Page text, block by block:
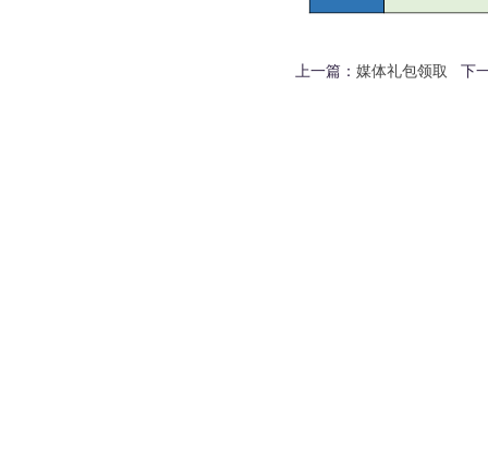
上一篇： 媒体礼包领取 下